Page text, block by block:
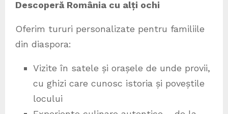
Descoperă România cu alți ochi
Oferim tururi personalizate pentru familiile
din diaspora:
Vizite în satele și orașele de unde provii,
cu ghizi care cunosc istoria și poveștile
locului